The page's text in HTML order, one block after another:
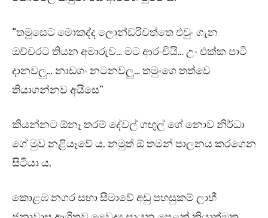
“තමුසෙට මොකද්ද ලොන්ඩරිවත්තෙ එවුං ගැන
ඔච්චරට තියන අමාරුව… මට ආරංචියි… උං එක්ක පාටි
දානවලු… නාඩගං නටනවලු… තමුංගෙ තත්වෙ
තියාගන්නව අයිසෙ”
කියන්නට ඕනෑ තරම් දේවල් ගඟුල් ගේ නොව නිර්ධා
ගේ මුව නළියෑවේ ය. නමුත් ඕ තමන් පාලනය කරගෙන
සිටියා ය.
කොළඹ නගර සභා සීමාවේ අඩු පහසුකම් ලාභී